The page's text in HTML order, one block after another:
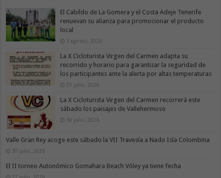
El Cabildo de La Gomera y el Costa Adeje Tenerife
renuevan su alianza para promocionar el producto
local
3 agosto, 2026
La X Cicloturista Virgen del Carmen adapta su
recorrido y horario para garantizar la seguridad de
los participantes ante la alerta por altas temperaturas
31 julio, 2026
La X Cicloturista Virgen del Carmen recorrerá este
sábado los paisajes de Vallehermoso
30 julio, 2026
Valle Gran Rey acoge este sábado la VII Travesía a Nado Isla Colombina
30 julio, 2026
El II torneo Autonómico Gomahara Beach Vóley ya tiene fecha